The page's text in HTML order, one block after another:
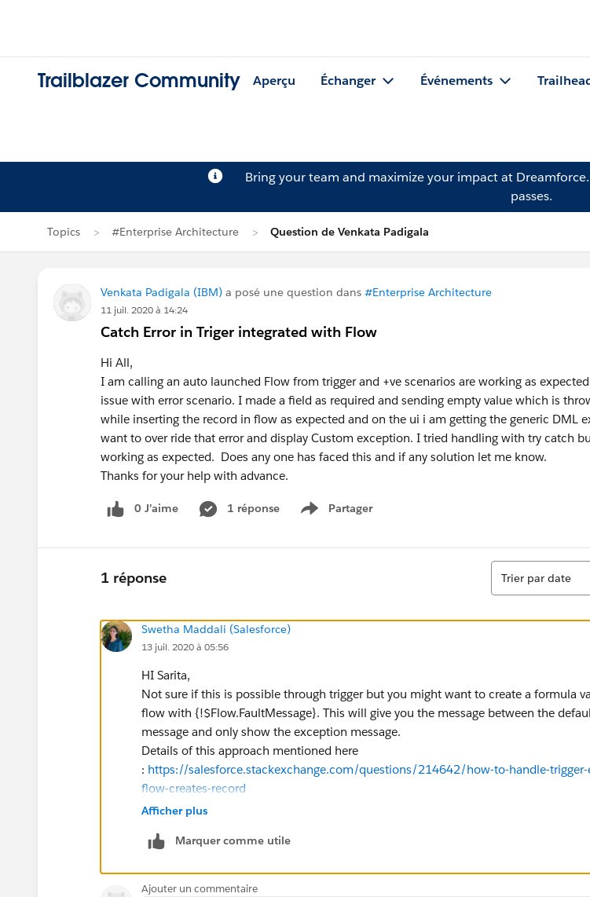
Trailblazer Community Aperçu Échanger Événements
Bring your team and maximize your impact at Dreamforce.
passes.
Topics #Enterprise Architecture Question de Venkata Padigala
Venkata Padigala (IBM) a posé une question dans #Enterprise Architecture
11 juil. 2020 à 14:24
Catch Error in Triger integrated with Flow
Hi All,
I am calling an auto launched Flow from trigger and +ve scenarios are working as
issue with error scenario. I made a field as required and sending empty value which is
while inserting the record in flow as expected and on the ui i am getting the generic DML
want to over ride that error and display Custom exception. I tried handling with try catch
working as expected. Does any one has faced this and if any solution let me know.
Thanks for your help with advance.
0 J’aime 1 réponse Partager
Show menu
1 réponse
Tri
Trier par date
Swetha Maddali (Salesforce)
13 juil. 2020 à 05:56
HI Sarita,
Not sure if this is possible through trigger but you might want to create a formula
flow with {!$Flow.FaultMessage}. This will give you the message between the
message and only show the exception message.
Details of this approach mentioned here
: https://salesforce.stackexchange.com/questions/214642/how-to-handle-trigger-
flow-creates-record
Hope this helps you. Please mark this answer as best so that others facing the same
Afficher plus
Marquer comme utile
Ajouter un commentaire